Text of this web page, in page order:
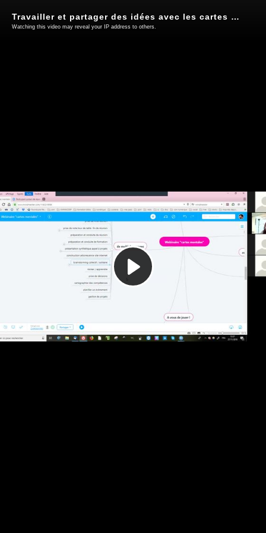
Play
Video
Travailler et partager des idées avec les cartes mentales - Webinaire Koopera
Watching this video may reveal your IP address to others.